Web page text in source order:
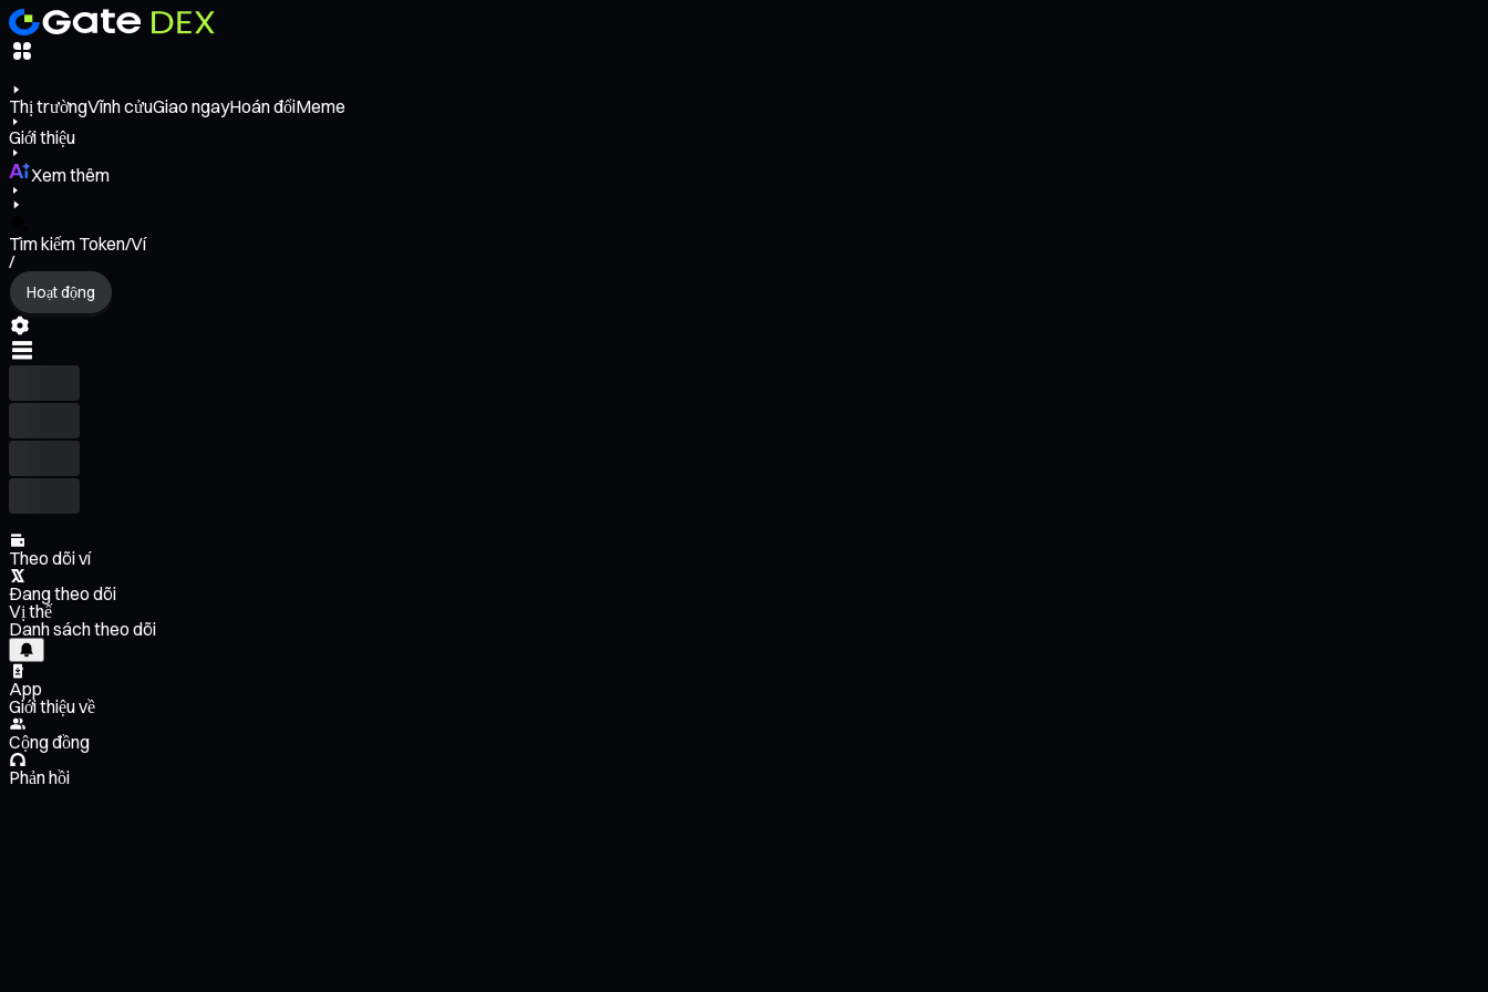
Thị trườngVĩnh cửuGiao ngayHoán đổiMeme
Giới thiệu
Xem thêm
Tìm kiếm Token/Ví
/
Hoạt động
Theo dõi ví
Đang theo dõi
Vị thế
Danh sách theo dõi
App
Giới thiệu về
Cộng đồng
Phản hồi